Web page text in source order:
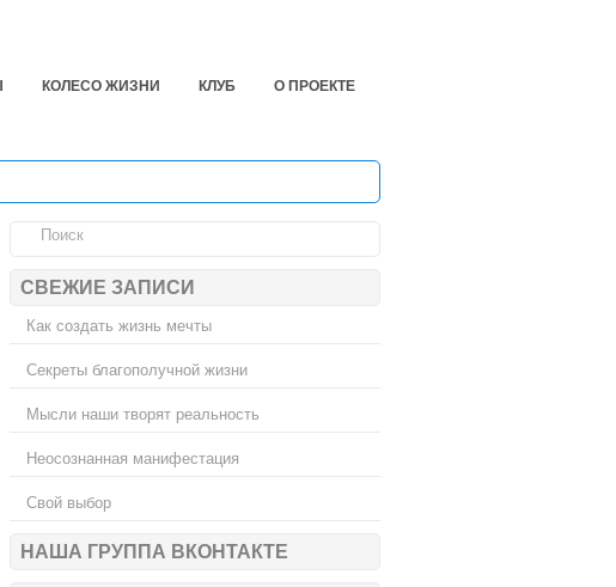
КОЛЕСО ЖИЗНИ КЛУБ О ПРОЕКТЕ
СВЕЖИЕ ЗАПИСИ
Как создать жизнь мечты
Секреты благополучной жизни
Мысли наши творят реальность
Неосознанная манифестация
Свой выбор
НАША ГРУППА ВКОНТАКТЕ